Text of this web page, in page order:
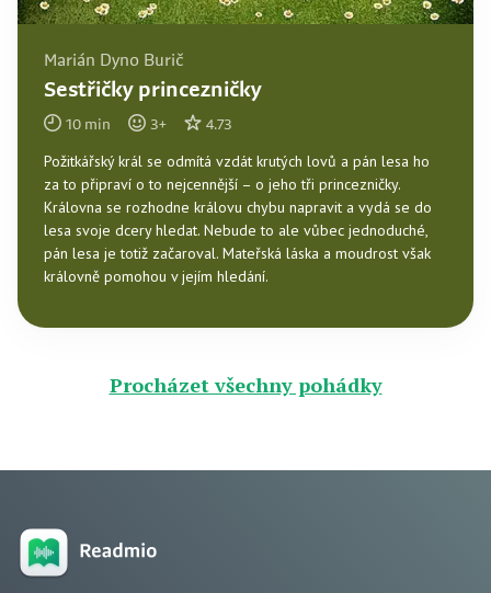
Marián Dyno Burič
Sestřičky princezničky
10 min 3+ 4.73
Požitkářský král se odmítá vzdát krutých lovů a pán lesa ho
za to připraví o to nejcennější – o jeho tři princezničky.
Královna se rozhodne královu chybu napravit a vydá se do
lesa svoje dcery hledat. Nebude to ale vůbec jednoduché,
pán lesa je totiž začaroval. Mateřská láska a moudrost však
královně pomohou v jejím hledání.
Procházet všechny pohádky